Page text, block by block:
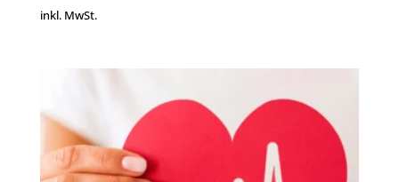
inkl. MwSt.